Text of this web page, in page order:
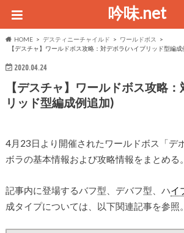
吟味.net
HOME デスティニーチャイルド
ワールドボス
【デスチャ】ワールドボス攻略：対デボラ(ハイブリッド型編成
2020.04.24
【デスチャ】ワールドボス攻略
リッド型編成例追加)
4月23日より開催されたワールドボス「デ
ボラの基本情報および攻略情報をまとめる。
記事内に登場するバフ型、デバフ型、ハイ
成タイプについては、以下関連記事を参照。